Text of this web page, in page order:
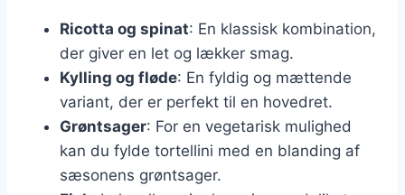
Ricotta og spinat: En klassisk kombination,
der giver en let og lækker smag.
Kylling og fløde: En fyldig og mættende
variant, der er perfekt til en hovedret.
Grøntsager: For en vegetarisk mulighed
kan du fylde tortellini med en blanding af
sæsonens grøntsager.